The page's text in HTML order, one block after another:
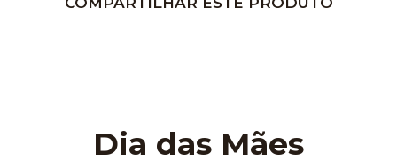
Dia das Mães